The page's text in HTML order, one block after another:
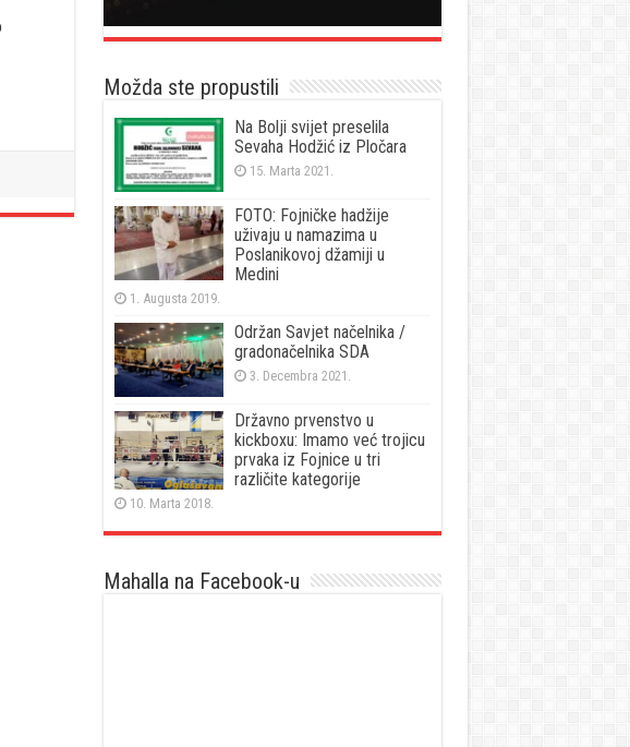
Možda ste propustili
Na Bolji svijet preselila
Sevaha Hodžić iz Pločara
15. Marta 2021.
FOTO: Fojničke hadžije
uživaju u namazima u
Poslanikovoj džamiji u
Medini
1. Augusta 2019.
Održan Savjet načelnika /
gradonačelnika SDA
3. Decembra 2021.
Državno prvenstvo u
kickboxu: Imamo već trojicu
prvaka iz Fojnice u tri
različite kategorije
10. Marta 2018.
Mahalla na Facebook-u